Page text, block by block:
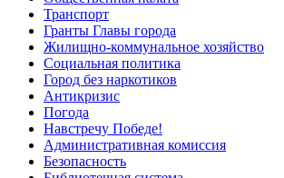
Транспорт
Гранты Главы города
Жилищно-коммунальное хозяйство
Социальная политика
Город без наркотиков
Антикризис
Погода
Навстречу Победе!
Административная комиссия
Безопасность